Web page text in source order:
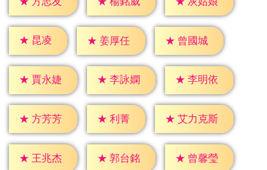
★ 昆凌 ★ 姜厚任 ★ 曾國城
★ 賈永婕 ★ 李詠嫻 ★ 李明依
★ 方芳芳 ★ 利菁 ★ 艾力克斯
★ 王兆杰 ★ 郭台銘 ★ 曾馨瑩